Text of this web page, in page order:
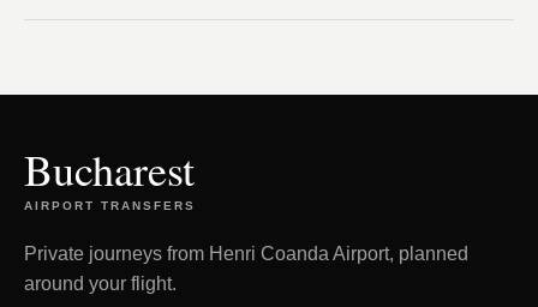
Bucharest
AIRPORT TRANSFERS
Private journeys from Henri Coanda Airport, planned
around your flight.